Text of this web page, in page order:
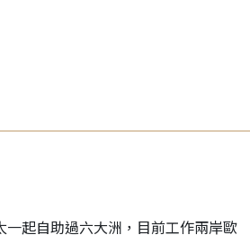
一起自助過六大洲，目前工作兩岸歐